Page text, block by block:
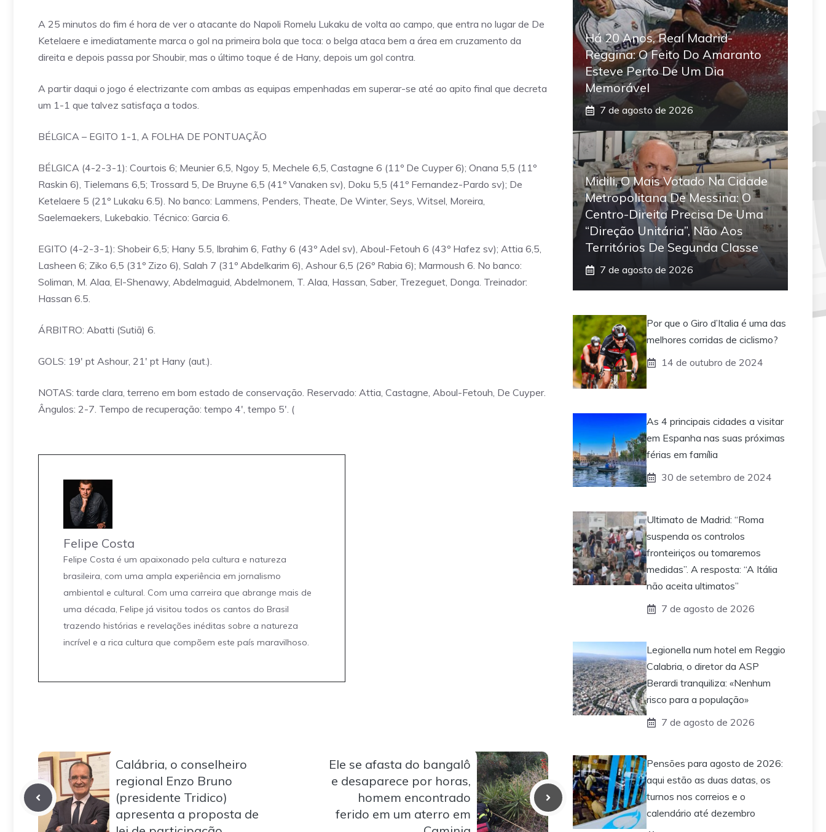
A 25 minutos do fim é hora de ver o atacante do Napoli Romelu Lukaku de volta ao campo, que entra no lugar de De
Ketelaere e imediatamente marca o gol na primeira bola que toca: o belga ataca bem a área em cruzamento da
direita e depois passa por Shoubir, mas o último toque é de Hany, depois um gol contra.
A partir daqui o jogo é electrizante com ambas as equipas empenhadas em superar-se até ao apito final que decreta
um 1-1 que talvez satisfaça a todos.
BÉLGICA – EGITO 1-1, A FOLHA DE PONTUAÇÃO
BÉLGICA (4-2-3-1): Courtois 6; Meunier 6,5, Ngoy 5, Mechele 6,5, Castagne 6 (11º De Cuyper 6); Onana 5,5 (11º
Raskin 6), Tielemans 6,5; Trossard 5, De Bruyne 6,5 (41º Vanaken sv), Doku 5,5 (41º Fernandez-Pardo sv); De
Ketelaere 5 (21º Lukaku 6.5). No banco: Lammens, Penders, Theate, De Winter, Seys, Witsel, Moreira,
Saelemaekers, Lukebakio. Técnico: Garcia 6.
EGITO (4-2-3-1): Shobeir 6,5; Hany 5.5, Ibrahim 6, Fathy 6 (43º Adel sv), Aboul-Fetouh 6 (43º Hafez sv); Attia 6,5,
Lasheen 6; Ziko 6,5 (31º Zizo 6), Salah 7 (31º Abdelkarim 6), Ashour 6,5 (26º Rabia 6); Marmoush 6. No banco:
Soliman, M. Alaa, El-Shenawy, Abdelmaguid, Abdelmonem, T. Alaa, Hassan, Saber, Trezeguet, Donga. Treinador:
Hassan 6.5.
ÁRBITRO: Abatti (Sutiã) 6.
GOLS: 19′ pt Ashour, 21′ pt Hany (aut.).
NOTAS: tarde clara, terreno em bom estado de conservação. Reservado: Attia, Castagne, Aboul-Fetouh, De Cuyper.
Ângulos: 2-7. Tempo de recuperação: tempo 4′, tempo 5′. (
Felipe Costa
Felipe Costa é um apaixonado pela cultura e natureza
brasileira, com uma ampla experiência em jornalismo
ambiental e cultural. Com uma carreira que abrange mais de
uma década, Felipe já visitou todos os cantos do Brasil
trazendo histórias e revelações inéditas sobre a natureza
incrível e a rica cultura que compõem este país maravilhoso.
Calábria, o conselheiro
regional Enzo Bruno
(presidente Tridico)
apresenta a proposta de
Ele se afasta do bangalô
e desaparece por horas,
homem encontrado
ferido em um aterro em
Há 20 Anos, Real Madrid-
Reggina: O Feito Do Amaranto
Esteve Perto De Um Dia
Memorável
7 de agosto de 2026
Midili, O Mais Votado Na Cidade
Metropolitana De Messina: O
Centro-Direita Precisa De Uma
“direção Unitária”, Não Aos
Territórios De Segunda Classe
7 de agosto de 2026
Por que o Giro d’Italia é uma das
melhores corridas de ciclismo?
14 de outubro de 2024
As 4 principais cidades a visitar
em Espanha nas suas próximas
férias em família
30 de setembro de 2024
Ultimato de Madrid: “Roma
suspenda os controlos
fronteiriços ou tomaremos
medidas”. A resposta: “A Itália
não aceita ultimatos”
7 de agosto de 2026
Legionella num hotel em Reggio
Calabria, o diretor da ASP
Berardi tranquiliza: «Nenhum
risco para a população»
7 de agosto de 2026
Pensões para agosto de 2026:
aqui estão as duas datas, os
turnos nos correios e o
calendário até dezembro